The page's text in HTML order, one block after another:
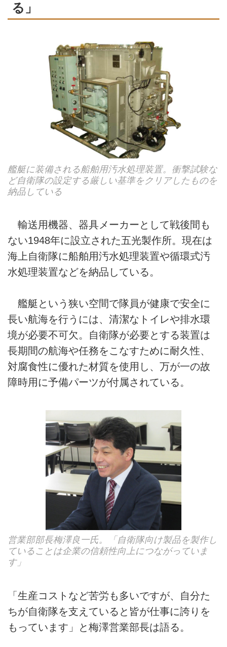
る」
艦艇に装備される船舶用汚水処理装置。衝撃試験な
ど自衛隊の設定する厳しい基準をクリアしたものを
納品している
輸送用機器、器具メーカーとして戦後間も
ない1948年に設立された五光製作所。現在は
海上自衛隊に船舶用汚水処理装置や循環式汚
水処理装置などを納品している。
艦艇という狭い空間で隊員が健康で安全に
長い航海を行うには、清潔なトイレや排水環
境が必要不可欠。自衛隊が必要とする装置は
長期間の航海や任務をこなすために耐久性、
対腐食性に優れた材質を使用し、万が一の故
障時用に予備パーツが付属されている。
営業部部長梅澤良一氏。「自衛隊向け製品を製作し
ていることは企業の信頼性向上につながっていま
す」
「生産コストなど苦労も多いですが、自分た
ちが自衛隊を支えていると皆が仕事に誇りを
もっています」と梅澤営業部長は語る。